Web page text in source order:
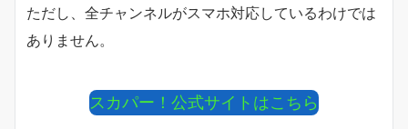
ただし、全チャンネルがスマホ対応しているわけでは
ありません。
スカパー！公式サイトはこちら